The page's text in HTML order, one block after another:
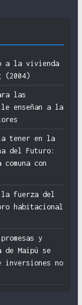
a la vivienda
(2004)
las
enseñan a la
tener en la
del Futuro:
con
la fuerza del
habitacional
y
de Maipú se
inversiones no